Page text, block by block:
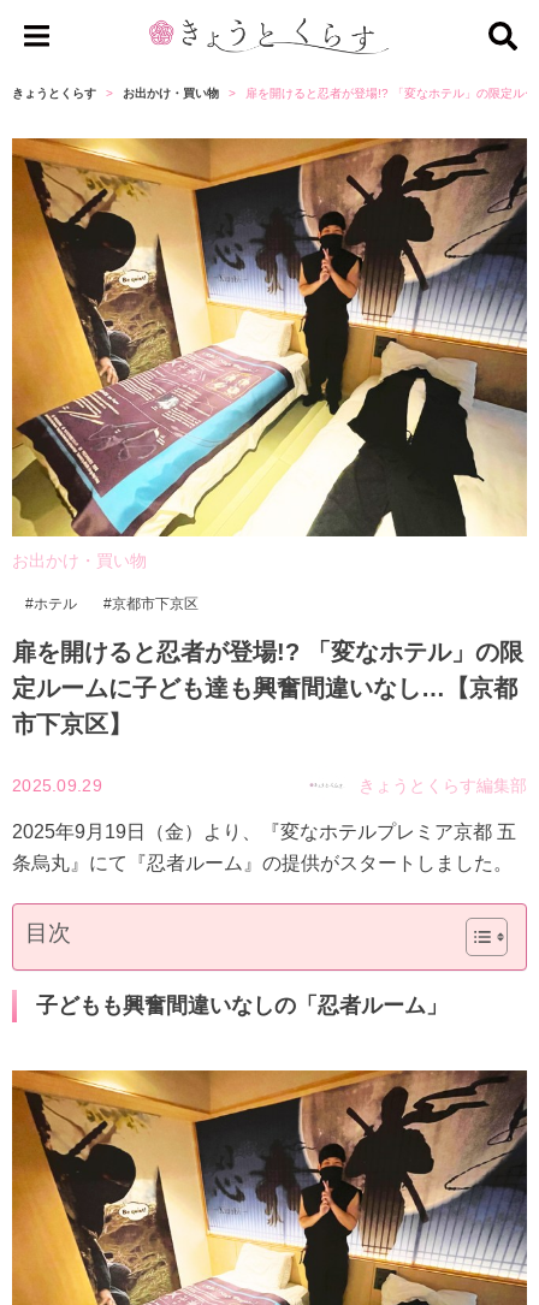
ょ
と
く
す
きょうとくらす お出かけ・買い物 扉を開けると忍者が登場!? 「変なホテル」の限定ル
お出かけ・買い物
ホテル 京都市下京区
扉を開けると忍者が登場!? 「変なホテル」の限
定ルームに子ども達も興奮間違いなし…【京都
市下京区】
2025.09.29 きょうとくらす編集部
2025年9月19日（金）より、『変なホテルプレミア京都 五
条烏丸』にて『忍者ルーム』の提供がスタートしました。
目次
子どもも興奮間違いなしの「忍者ルーム」